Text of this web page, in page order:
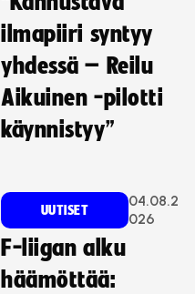
ilmapiiri syntyy
yhdessä – Reilu
Aikuinen -pilotti
käynnistyy”
UUTISET
04.08.2
026
F-liigan alku
häämöttää: